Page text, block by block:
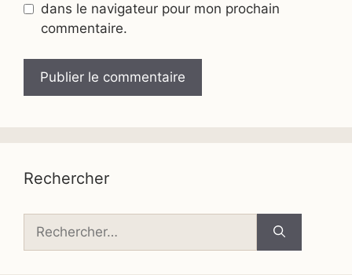
dans le navigateur pour mon prochain
commentaire.
Rechercher